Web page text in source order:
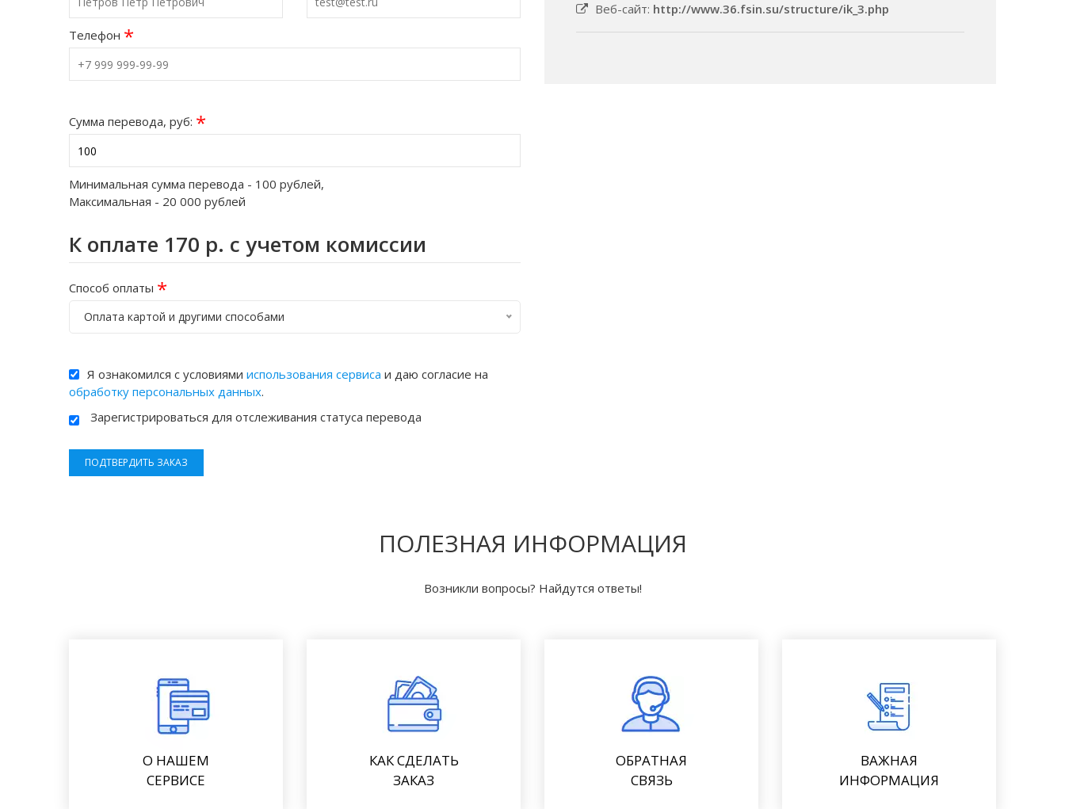
Телефон *
Сумма перевода, руб: *
Минимальная сумма перевода - 100 рублей,
Максимальная - 20 000 рублей
К оплате 170 р. с учетом комиссии
Способ оплаты *
Оплата картой и другими способами
Я ознакомился с условиями использования сервиса и даю согласие на
обработку персональных данных.
Зарегистрироваться для отслеживания статуса перевода
ПОДТВЕРДИТЬ ЗАКАЗ
Веб-сайт: http://www.36.fsin.su/structure/ik_3.php
ПОЛЕЗНАЯ ИНФОРМАЦИЯ
Возникли вопросы? Найдутся ответы!
О НАШЕМ
СЕРВИСЕ
КАК СДЕЛАТЬ
ЗАКАЗ
ОБРАТНАЯ
СВЯЗЬ
ВАЖНАЯ
ИНФОРМАЦИЯ